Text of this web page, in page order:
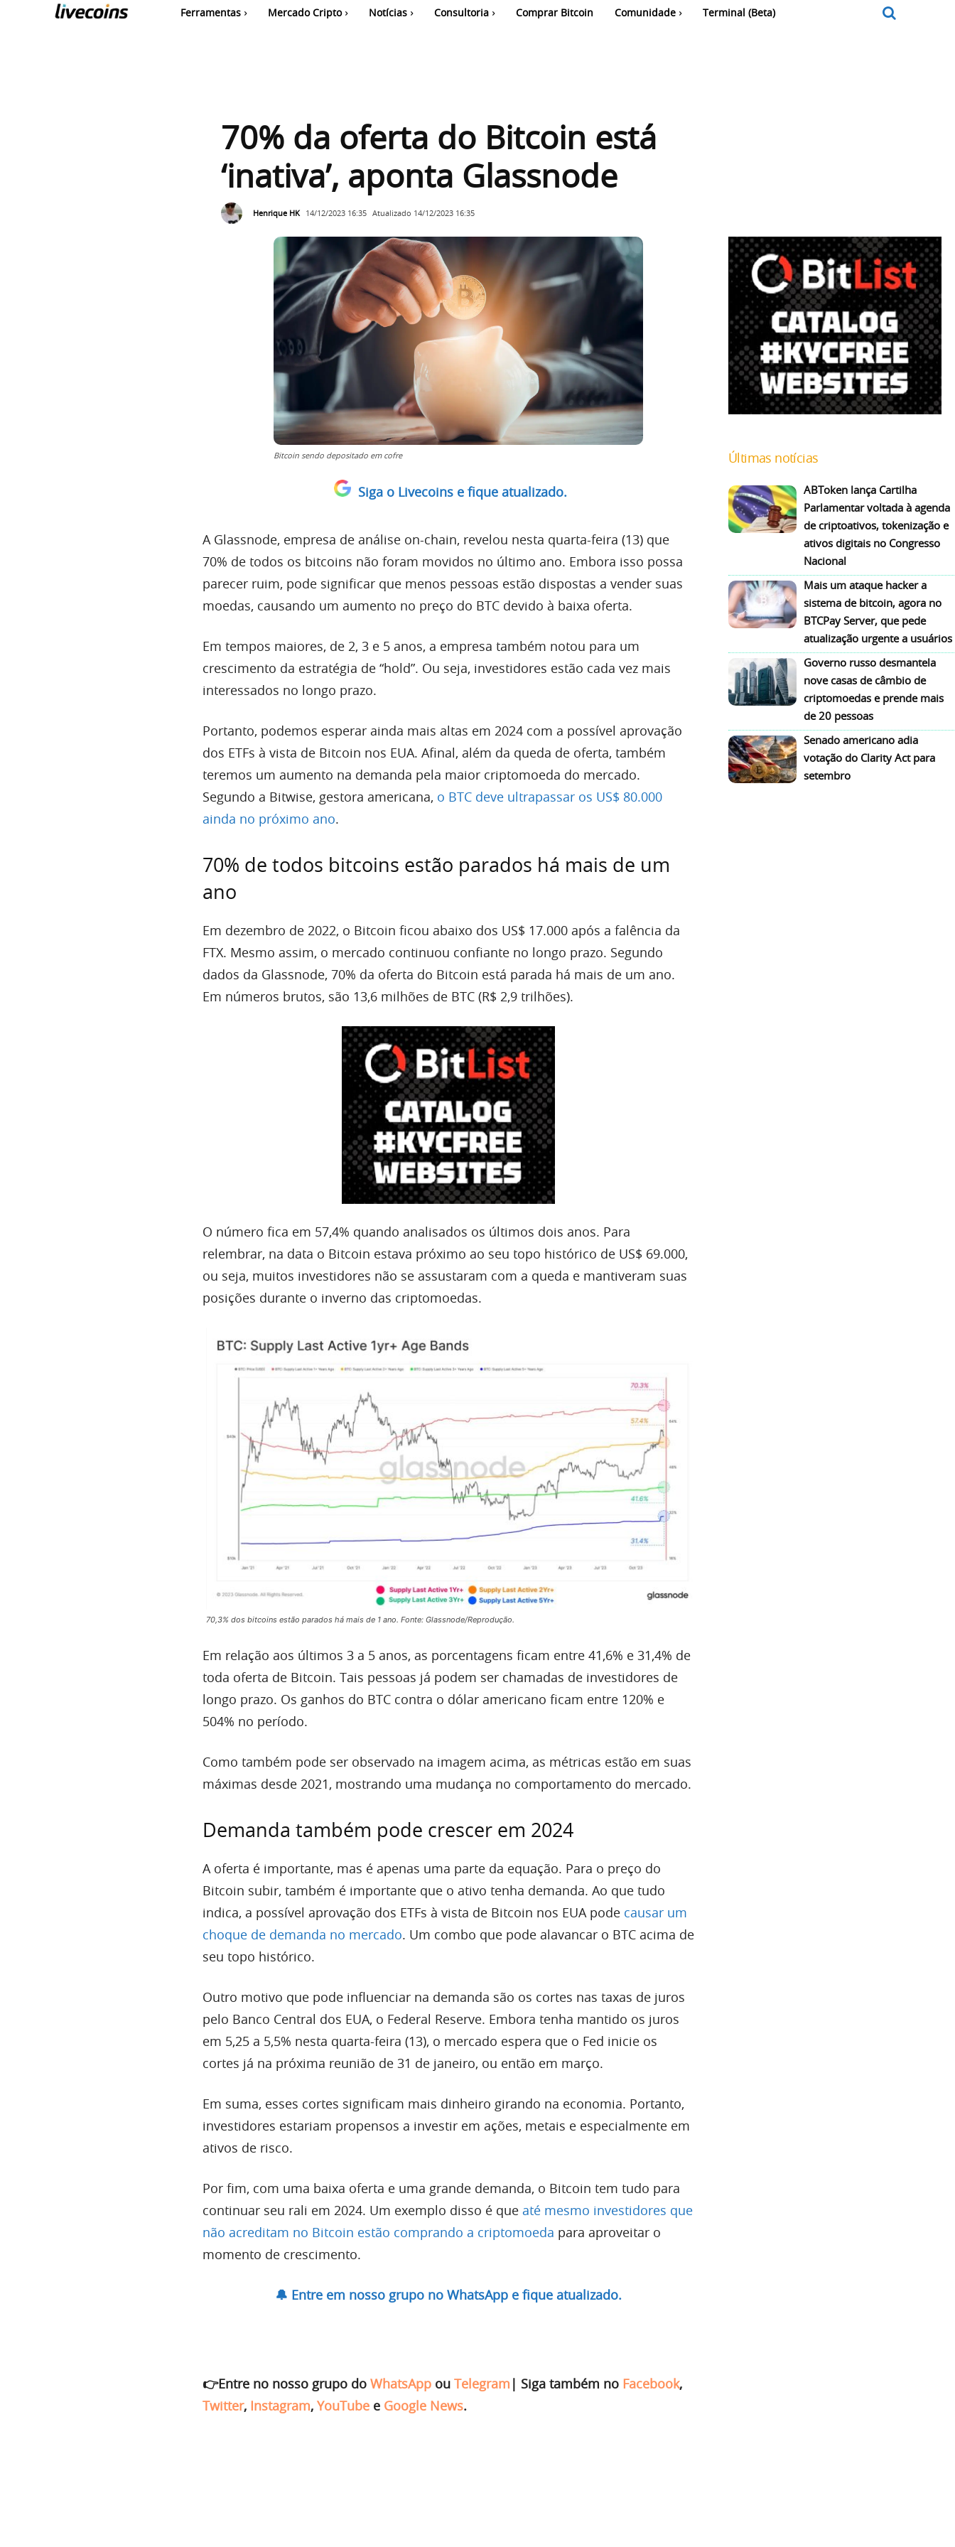
Ferramentas Mercado Cripto Notícias Consultoria Comprar Bitcoin Comunidade Terminal (Beta)
70% da oferta do Bitcoin está
‘inativa’, aponta Glassnode
Henrique HK 14/12/2023 16:35 Atualizado 14/12/2023 16:35
Bitcoin sendo depositado em cofre
Siga o Livecoins e fique atualizado.
A Glassnode, empresa de análise on-chain, revelou nesta quarta-feira (13) que
70% de todos os bitcoins não foram movidos no último ano. Embora isso possa
parecer ruim, pode significar que menos pessoas estão dispostas a vender suas
moedas, causando um aumento no preço do BTC devido à baixa oferta.
Em tempos maiores, de 2, 3 e 5 anos, a empresa também notou para um
crescimento da estratégia de “hold”. Ou seja, investidores estão cada vez mais
interessados no longo prazo.
Portanto, podemos esperar ainda mais altas em 2024 com a possível aprovação
dos ETFs à vista de Bitcoin nos EUA. Afinal, além da queda de oferta, também
teremos um aumento na demanda pela maior criptomoeda do mercado.
Segundo a Bitwise, gestora americana, o BTC deve ultrapassar os US$ 80.000
ainda no próximo ano.
70% de todos bitcoins estão parados há mais de um
ano
Em dezembro de 2022, o Bitcoin ficou abaixo dos US$ 17.000 após a falência da
FTX. Mesmo assim, o mercado continuou confiante no longo prazo. Segundo
dados da Glassnode, 70% da oferta do Bitcoin está parada há mais de um ano.
Em números brutos, são 13,6 milhões de BTC (R$ 2,9 trilhões).
O número fica em 57,4% quando analisados os últimos dois anos. Para
relembrar, na data o Bitcoin estava próximo ao seu topo histórico de US$ 69.000,
ou seja, muitos investidores não se assustaram com a queda e mantiveram suas
posições durante o inverno das criptomoedas.
70,3% dos bitcoins estão parados há mais de 1 ano. Fonte: Glassnode/Reprodução.
Em relação aos últimos 3 a 5 anos, as porcentagens ficam entre 41,6% e 31,4% de
toda oferta de Bitcoin. Tais pessoas já podem ser chamadas de investidores de
longo prazo. Os ganhos do BTC contra o dólar americano ficam entre 120% e
504% no período.
Como também pode ser observado na imagem acima, as métricas estão em suas
máximas desde 2021, mostrando uma mudança no comportamento do mercado.
Demanda também pode crescer em 2024
A oferta é importante, mas é apenas uma parte da equação. Para o preço do
Bitcoin subir, também é importante que o ativo tenha demanda. Ao que tudo
indica, a possível aprovação dos ETFs à vista de Bitcoin nos EUA pode causar um
choque de demanda no mercado. Um combo que pode alavancar o BTC acima de
seu topo histórico.
Outro motivo que pode influenciar na demanda são os cortes nas taxas de juros
pelo Banco Central dos EUA, o Federal Reserve. Embora tenha mantido os juros
em 5,25 a 5,5% nesta quarta-feira (13), o mercado espera que o Fed inicie os
cortes já na próxima reunião de 31 de janeiro, ou então em março.
Em suma, esses cortes significam mais dinheiro girando na economia. Portanto,
investidores estariam propensos a investir em ações, metais e especialmente em
ativos de risco.
Por fim, com uma baixa oferta e uma grande demanda, o Bitcoin tem tudo para
continuar seu rali em 2024. Um exemplo disso é que até mesmo investidores que
não acreditam no Bitcoin estão comprando a criptomoeda para aproveitar o
momento de crescimento.
🔔 Entre em nosso grupo no WhatsApp e fique atualizado.
👉Entre no nosso grupo do WhatsApp ou Telegram | Siga também no Facebook,
Twitter, Instagram, YouTube e Google News.
Últimas notícias
ABToken lança Cartilha
Parlamentar voltada à agenda
de criptoativos, tokenização e
ativos digitais no Congresso
Nacional
Mais um ataque hacker a
sistema de bitcoin, agora no
BTCPay Server, que pede
atualização urgente a usuários
Governo russo desmantela
nove casas de câmbio de
criptomoedas e prende mais
de 20 pessoas
Senado americano adia
votação do Clarity Act para
setembro